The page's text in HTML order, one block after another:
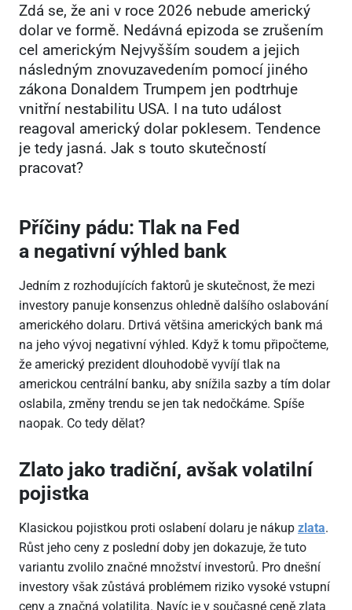
Zdá se, že ani v roce 2026 nebude americký
dolar ve formě. Nedávná epizoda se zrušením
cel americkým Nejvyšším soudem a jejich
následným znovuzavedením pomocí jiného
zákona Donaldem Trumpem jen podtrhuje
vnitřní nestabilitu USA. I na tuto událost
reagoval americký dolar poklesem. Tendence
je tedy jasná. Jak s touto skutečností
pracovat?
Příčiny pádu: Tlak na Fed
a negativní výhled bank
Jedním z rozhodujících faktorů je skutečnost, že mezi
investory panuje konsenzus ohledně dalšího oslabování
amerického dolaru. Drtivá většina amerických bank má
na jeho vývoj negativní výhled. Když k tomu připočteme,
že americký prezident dlouhodobě vyvíjí tlak na
americkou centrální banku, aby snížila sazby a tím dolar
oslabila, změny trendu se jen tak nedočkáme. Spíše
naopak. Co tedy dělat?
Zlato jako tradiční, avšak volatilní
pojistka
Klasickou pojistkou proti oslabení dolaru je nákup zlata.
Růst jeho ceny z poslední doby jen dokazuje, že tuto
variantu zvolilo značné množství investorů. Pro dnešní
investory však zůstává problémem riziko vysoké vstupní
ceny a značná volatilita. Navíc je v současné ceně zlata